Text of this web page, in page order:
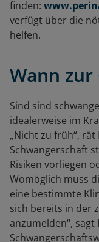
finden:
verfügt über die
helfen.
Wann
Sind sind
idealerweise im
„Nicht zu früh“,
Schwangerschaft
Risiken vorliegen
Womöglich muss
eine bestimmte
sich bereits in der
anzumelden“, sagt